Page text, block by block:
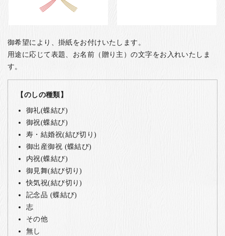
御希望により、掛紙をお付けいたします。
用途に応じて表題、お名前（贈り主）の文字をお入れいたしま
す。
【のしの種類】
御礼(蝶結び)
御祝(蝶結び)
寿・結婚祝(結び切り)
御出産御祝 (蝶結び)
内祝(蝶結び)
御見舞(結び切り)
快気祝(結び切り)
記念品 (蝶結び)
志
その他
無し